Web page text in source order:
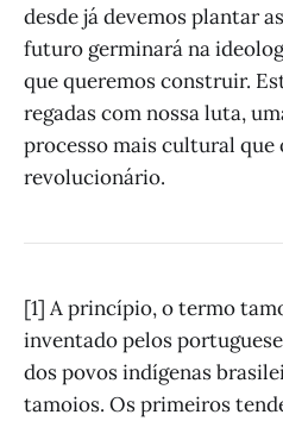
desde já devemos plantar
futuro germinará na
que queremos construir.
regadas com nossa luta,
processo mais cultural que
revolucionário.
[1] A princípio, o termo
inventado pelos
dos povos indígenas
tamoios. Os primeiros